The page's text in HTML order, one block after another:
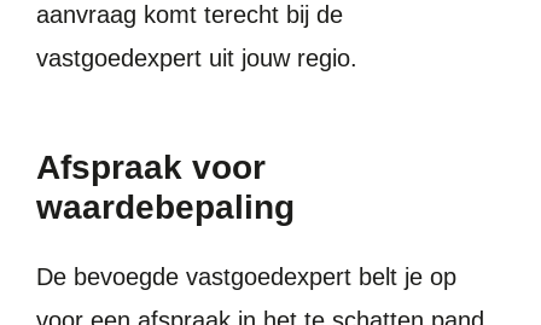
aanvraag komt terecht bij de
vastgoedexpert uit jouw regio.
Afspraak voor
waardebepaling
De bevoegde vastgoedexpert belt je op